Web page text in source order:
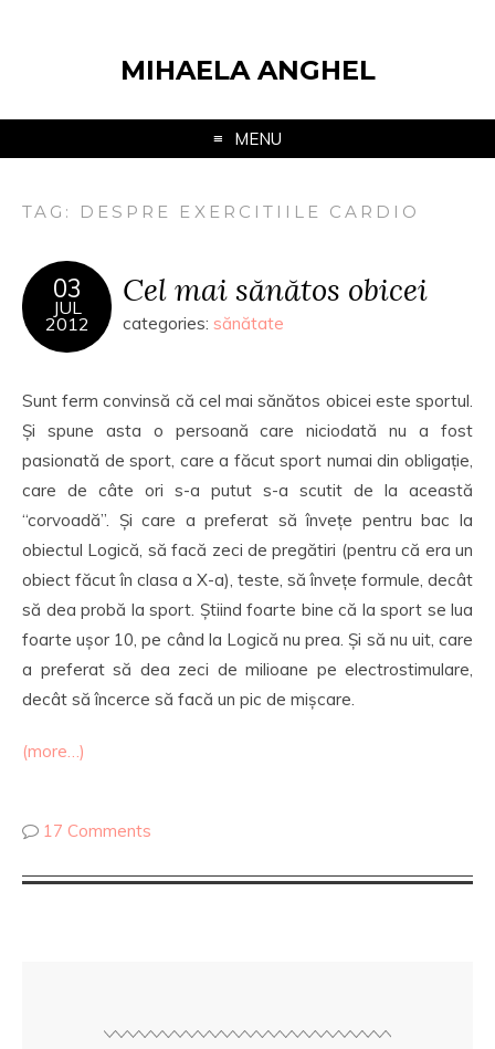
MIHAELA ANGHEL
MENU
TAG: DESPRE EXERCITIILE CARDIO
03
JUL
2012
Cel mai sănătos obicei
categories: sănătate
Sunt ferm convinsă că cel mai sănătos obicei este sportul.
Și spune asta o persoană care niciodată nu a fost
pasionată de sport, care a făcut sport numai din obligație,
care de câte ori s-a putut s-a scutit de la această
“corvoadă”. Și care a preferat să învețe pentru bac la
obiectul Logică, să facă zeci de pregătiri (pentru că era un
obiect făcut în clasa a X-a), teste, să învețe formule, decât
să dea probă la sport. Știind foarte bine că la sport se lua
foarte ușor 10, pe când la Logică nu prea. Și să nu uit, care
a preferat să dea zeci de milioane pe electrostimulare,
decât să încerce să facă un pic de mișcare.
(more…)
17 Comments